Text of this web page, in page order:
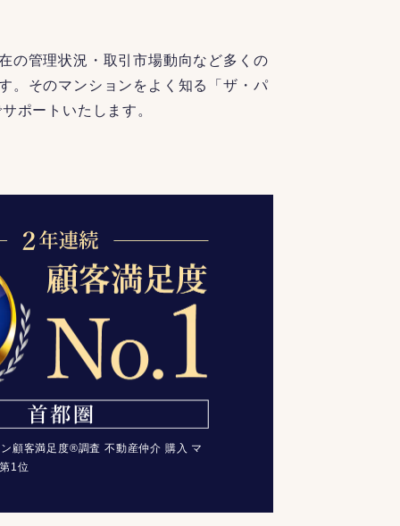
の管理状況・取引市場動向など多くの
。そのマンションをよく知る「ザ・パ
ポートいたします。
顧客満足度®調査 不動産仲介 購入 マ
1位